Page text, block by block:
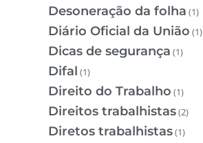
Desoneração da folha (1)
Diário Oficial da União (1)
Dicas de segurança (1)
Difal (1)
Direito do Trabalho (1)
Direitos trabalhistas(2)
Diretos trabalhistas(1)